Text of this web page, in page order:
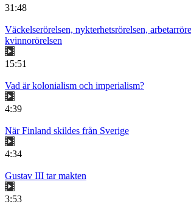
31:48
Väckelserörelsen, nykterhetsrörelsen,
kvinnorörelsen
15:51
Vad är kolonialism och imperialism?
4:39
När Finland skildes från Sverige
4:34
Gustav III tar makten
3:53